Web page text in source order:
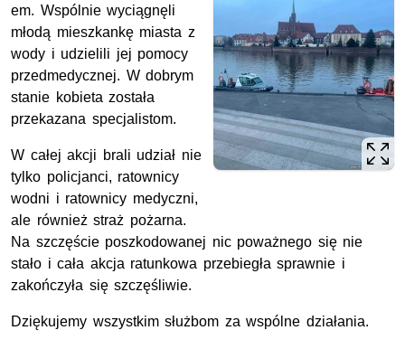
em. Wspólnie wyciągnęli
młodą mieszkankę miasta z
wody i udzielili jej pomocy
przedmedycznej. W dobrym
stanie kobieta została
przekazana specjalistom.
W całej akcji brali udział nie
tylko policjanci, ratownicy
wodni i ratownicy medyczni,
ale również straż pożarna.
Na szczęście poszkodowanej nic poważnego się nie
stało i cała akcja ratunkowa przebiegła sprawnie i
zakończyła się szczęśliwie.
Dziękujemy wszystkim służbom za wspólne działania.